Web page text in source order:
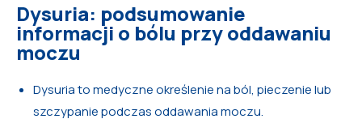
Dysuria: podsumowanie
informacji o bólu przy oddawaniu
moczu
Dysuria to medyczne określenie na ból, pieczenie lub
szczypanie podczas oddawania moczu.